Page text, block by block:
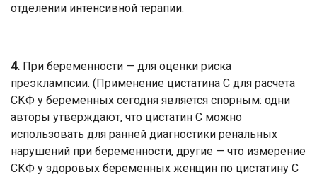
отделении интенсивной терапии.
4. При беременности — для оценки риска
преэклампсии. (Применение цистатина С для расчета
СКФ у беременных сегодня является спорным: одни
авторы утверждают, что цистатин С можно
использовать для ранней диагностики ренальных
нарушений при беременности, другие — что измерение
СКФ у здоровых беременных женщин по цистатину С